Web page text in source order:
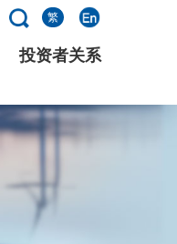
繁
投资者关系